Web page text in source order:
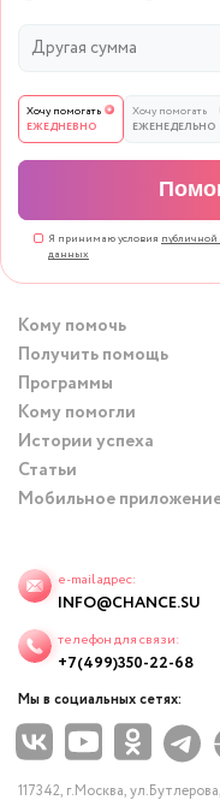
Хочу помогать
ЕЖЕДНЕВНО
Хочу помогать
ЕЖЕНЕДЕЛЬНО
Я принимаю условия
данных
Кому помочь
Получить помощь
Программы
Кому помогли
Истории успеха
Статьи
Мобильное
e-mail адрес:
INFO@CHANCE.SU
телефон для связи:
+7(499)350-22-68
Мы в социальных сетях:
117342, г.Москва,